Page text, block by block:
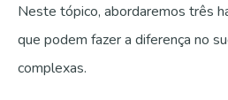
Neste tópico, abordaremos três
que podem fazer a diferença no
complexas.